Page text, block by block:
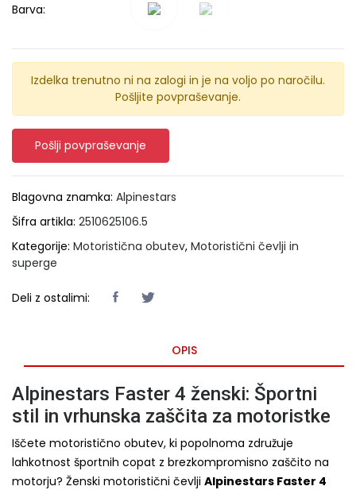
Barva:
Izdelka trenutno ni na zalogi in je na voljo po naročilu.
Pošljite povpraševanje.
Pošlji povpraševanje
Blagovna znamka: Alpinestars
Šifra artikla: 2510625106.5
Kategorije: Motoristična obutev, Motoristični čevlji in
superge
Deli z ostalimi:
OPIS
Alpinestars Faster 4 ženski: Športni
stil in vrhunska zaščita za motoristke
Iščete motoristično obutev, ki popolnoma združuje
lahkotnost športnih copat z brezkompromisno zaščito na
motorju? Ženski motoristični čevlji Alpinestars Faster 4